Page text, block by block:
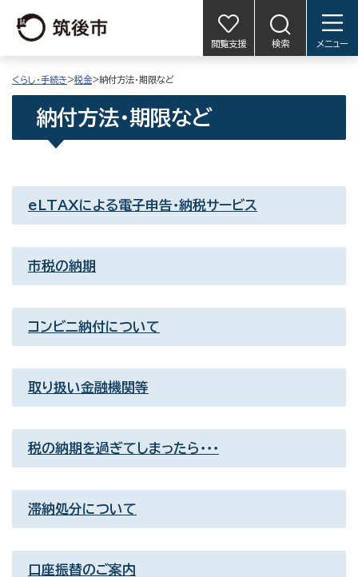
閲覧支援 検索 メニュー
くらし・手続き>税金>納付方法・期限など
納付方法・期限など
eLTAXによる電子申告・納税サービス
市税の納期
コンビニ納付について
取り扱い金融機関等
税の納期を過ぎてしまったら・・・
滞納処分について
口座振替のご案内